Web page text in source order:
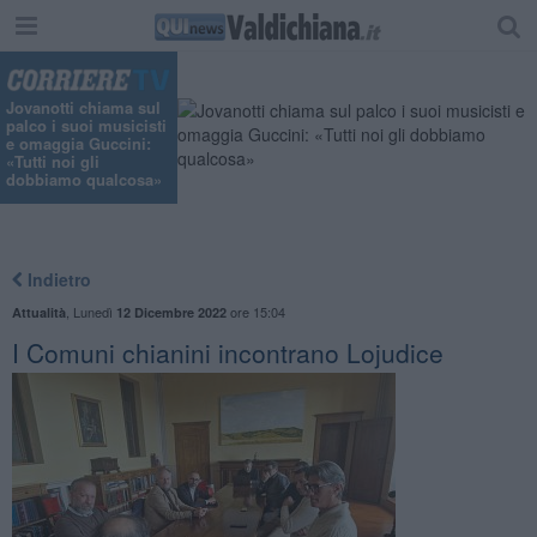
Jovanotti chiama sul
palco i suoi musicisti
e omaggia Guccini:
«Tutti noi gli
dobbiamo qualcosa»
Indietro
Attualità Lunedì 12 Dicembre 2022ore 15:04
I Comuni chianini incontrano Lojudice